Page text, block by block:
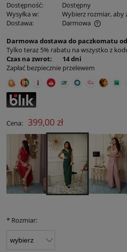
Dostępność:
Dostępny
Wysyłka w:
Wybierz rozmiar, aby
Dostawa:
Darmowa
Cena nie zawiera ewentualnych
Darmowa dostawa do paczkomatu od
Tylko teraz 5% rabatu na wszystko z
Czas na zwrot: 14 dni
Zapłać bezpiecznie przelewem
Cena: 399,00 zł
* Rozmiar: